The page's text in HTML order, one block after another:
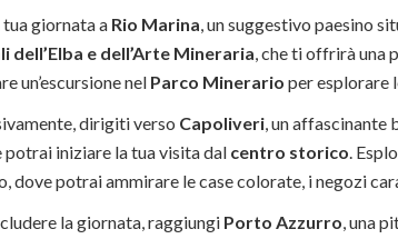
tua giornata a Rio Marina, un suggestivo paesino
dell’Elba e dell’Arte Mineraria, che ti offrirà una
un’escursione nel Parco Minerario per esplorare
dirigiti verso Capoliveri, un affascinante
potrai iniziare la tua visita dal centro storico.
dove potrai ammirare le case colorate, i negozi
la giornata, raggiungi Porto Azzurro, una